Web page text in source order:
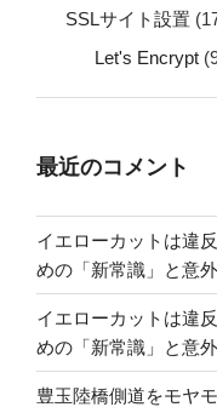
SSLサイト設置
Let's Encrypt
最近のコメント
イエローカットは違
めの「新常識」と意
イエローカットは違
めの「新常識」と意
豊玉陸橋側道をモヤ